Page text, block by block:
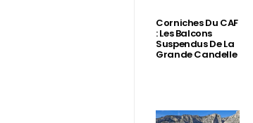
Corniches Du CAF
: Les Balcons
Suspendus De La
Grande Candelle